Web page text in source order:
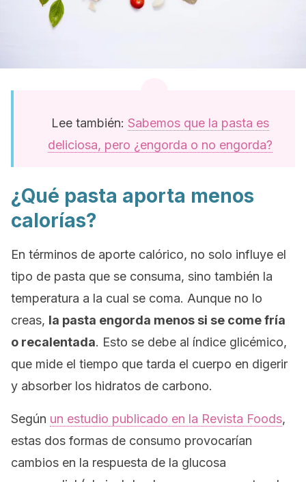
Lee también: Sabemos que la pasta es
deliciosa, pero ¿engorda o no engorda?
¿Qué pasta aporta menos
calorías?
En términos de aporte calórico, no solo influye el
tipo de pasta que se consuma, sino también la
temperatura a la cual se coma. Aunque no lo
creas, la pasta engorda menos si se come fría
o recalentada. Esto se debe al índice glicémico,
que mide el tiempo que tarda el cuerpo en digerir
y absorber los hidratos de carbono.
Según un estudio publicado en la Revista Foods,
estas dos formas de consumo provocarían
cambios en la respuesta de la glucosa